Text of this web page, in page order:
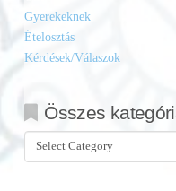
Gyerekeknek
Ételosztás
Kérdések/Válaszok
Összes
Összes
kategória